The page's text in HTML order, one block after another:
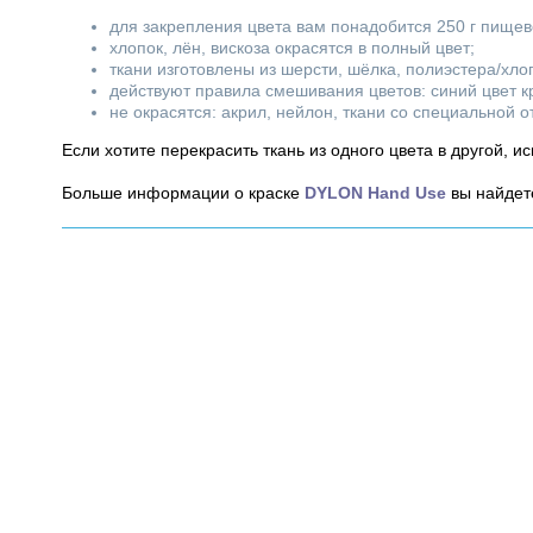
для закрепления цвета вам понадобится 250 г
хлопок, лён, вискоза окрасятся в полный цвет;
ткани изготовлены из шерсти, шёлка, полиэстера/
действуют правила смешивания цветов: синий цвет
не окрасятся: акрил, нейлон, ткани со специальной
Если хотите перекрасить ткань из одного цвета в другой,
Больше информации о краске DYLON Hand Use вы